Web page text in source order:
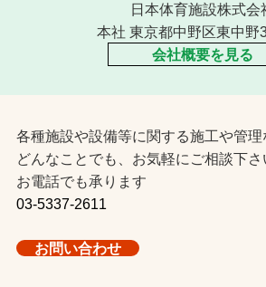
日本体育施設株式会
本社 東京都中野区東中野
会社概要を見る
各種施設や設備等に関する施工や管理
どんなことでも、お気軽にご相談下さ
お電話でも承ります
03-5337-2611
お問い合わせ